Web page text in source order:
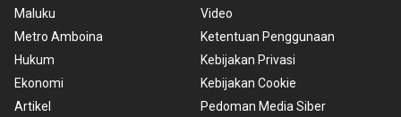
Maluku
Metro Amboina
Hukum
Ekonomi
Artikel
Video
Ketentuan Penggunaan
Kebijakan Privasi
Kebijakan Cookie
Pedoman Media Siber